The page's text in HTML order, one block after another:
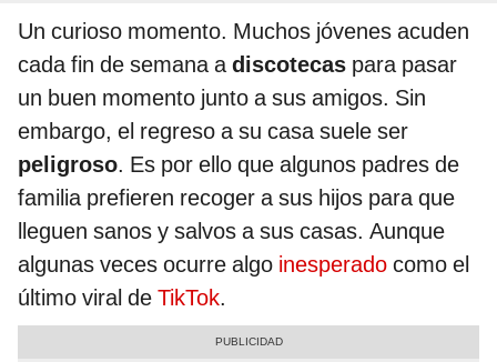
Un curioso momento. Muchos jóvenes acuden
cada fin de semana adiscotecas para pasar
un buen momento junto a sus amigos. Sin
embargo, el regreso a su casa suele ser
peligroso. Es por ello que algunos padres de
familia prefieren recoger a sus hijos para que
lleguen sanos y salvos a sus casas. Aunque
algunas veces ocurre algo inesperado como el
último viral de TikTok.